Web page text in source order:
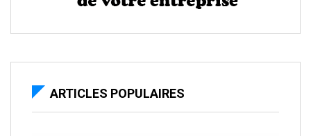
ARTICLES POPULAIRES